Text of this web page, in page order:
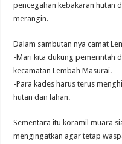
pencegahan kebakaran hutan
merangin.
Dalam sambutan nya camat
-Mari kita dukung pemerintah
kecamatan Lembah Masurai.
-Para kades harus terus
hutan dan lahan.
Sementara itu koramil muara
mengingatkan agar tetap